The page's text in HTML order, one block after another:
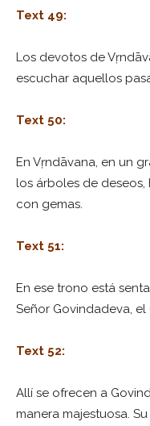
Text 49:
Los devotos de
escuchar aquellos
Text 50:
En Vṛndāvana, en un
los árboles de
con gemas.
Text 51:
En ese trono está
Señor Govindadeva,
Text 52:
Allí se ofrecen a
manera majestuosa.